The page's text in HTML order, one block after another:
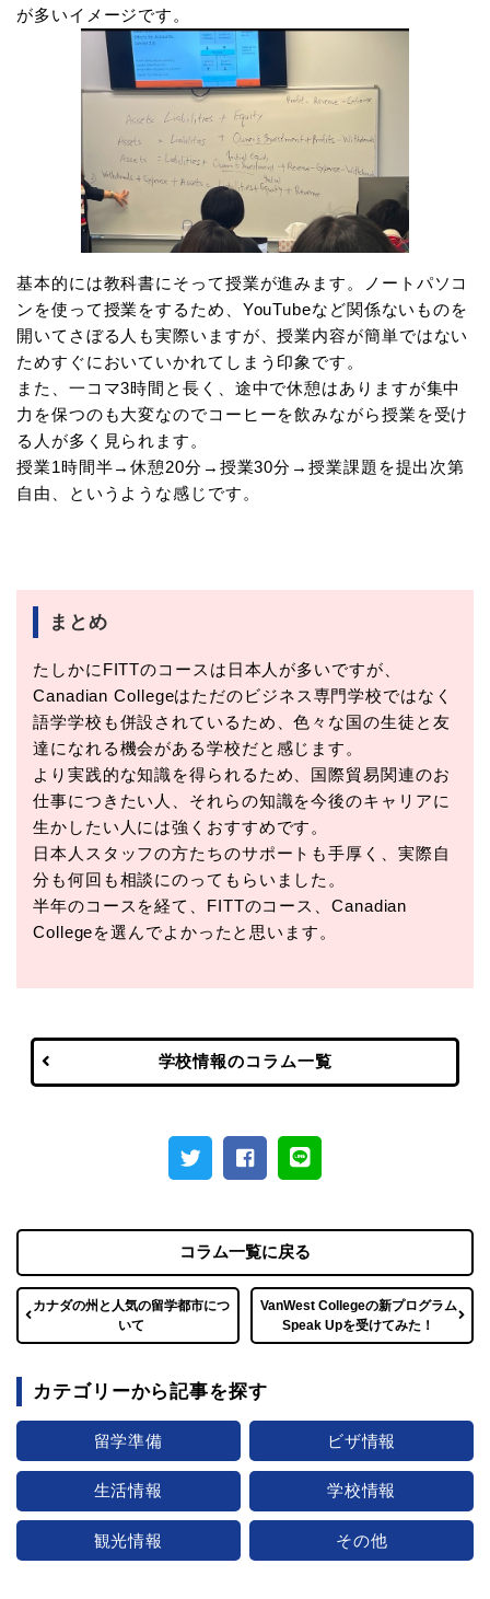
が多いイメージです。
基本的には教科書にそって授業が進みます。ノートパソコ
ンを使って授業をするため、YouTubeなど関係ないものを
開いてさぼる人も実際いますが、授業内容が簡単ではない
ためすぐにおいていかれてしまう印象です。
また、一コマ3時間と長く、途中で休憩はありますが集中
力を保つのも大変なのでコーヒーを飲みながら授業を受け
る人が多く見られます。
授業1時間半→休憩20分→授業30分→授業課題を提出次第
自由、というような感じです。
まとめ
たしかにFITTのコースは日本人が多いですが、
Canadian Collegeはただのビジネス専門学校ではなく
語学学校も併設されているため、色々な国の生徒と友
達になれる機会がある学校だと感じます。
より実践的な知識を得られるため、国際貿易関連のお
仕事につきたい人、それらの知識を今後のキャリアに
生かしたい人には強くおすすめです。
日本人スタッフの方たちのサポートも手厚く、実際自
分も何回も相談にのってもらいました。
半年のコースを経て、FITTのコース、Canadian
Collegeを選んでよかったと思います。
学校情報のコラム一覧
カナダの州と人気の留学都市につ
いて
コラム一覧に戻る
VanWest Collegeの新プログラム
Speak Upを受けてみた！
カテゴリーから記事を探す
留学準備 ビザ情報
生活情報 学校情報
観光情報 その他